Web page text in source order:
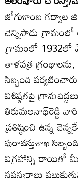
జోగుళాంబ గద్వాల
చెన్నిపాడు గ్రామంలో
గ్రామంలో 1932లో
తాళపత్ర గ్రంథాలను,
సిబ్బంది
విశిష్ఠతపై
తిరుమలనాథ్‌రెడ్డి
ప్రతిష్ఠించి ఉన్న
పురావస్తుశాఖ
విగ్రహాన్ని రాయితో
సప్తస్వరాలు